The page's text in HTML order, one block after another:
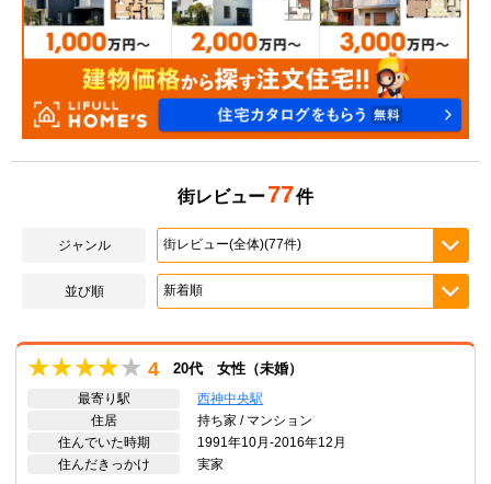
街レビュー77件
ジャンル
並び順
4 20代 女性（未婚）
最寄り駅
西神中央駅
住居
持ち家 / マンション
住んでいた時期
1991年10月-2016年12月
住んだきっかけ
実家